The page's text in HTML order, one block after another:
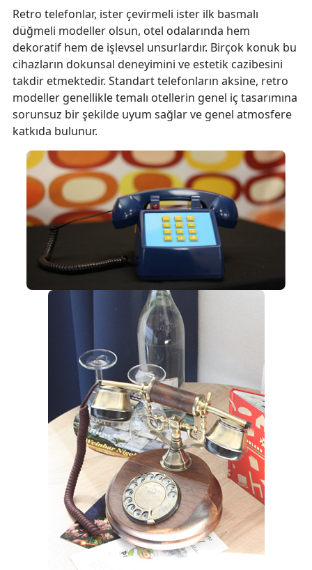
Retro telefonlar, ister çevirmeli ister ilk basmalı
düğmeli modeller olsun, otel odalarında hem
dekoratif hem de işlevsel unsurlardır. Birçok konuk bu
cihazların dokunsal deneyimini ve estetik cazibesini
takdir etmektedir. Standart telefonların aksine, retro
modeller genellikle temalı otellerin genel iç tasarımına
sorunsuz bir şekilde uyum sağlar ve genel atmosfere
katkıda bulunur.